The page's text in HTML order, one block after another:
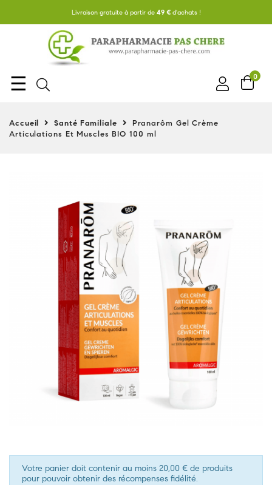
Livraison gratuite à partir de 49 €d'achats !
0
Basculer
la
navigation
☰
Accueil Santé Familiale
Pranarôm Gel Crème
Articulations Et Muscles BIO 100 ml
Votre panier doit contenir au moins 20,00 € de produits
pour pouvoir obtenir des récompenses fidélité.